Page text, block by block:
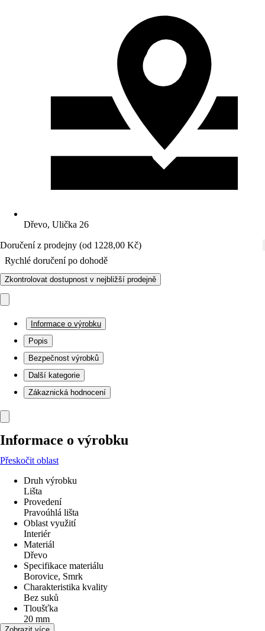
Dřevo, Ulička 26
Doručení z prodejny (od 1228,00 Kč)
Rychlé doručení po dohodě
Zkontrolovat dostupnost v nejbližší prodejně
Informace o výrobku
Popis
Bezpečnost výrobků
Další kategorie
Zákaznická hodnocení
Informace o výrobku
Přeskočit oblast
Druh výrobku
Lišta
Provedení
Pravoúhlá lišta
Oblast využití
Interiér
Materiál
Dřevo
Specifikace materiálu
Borovice, Smrk
Charakteristika kvality
Bez suků
Tloušťka
20 mm